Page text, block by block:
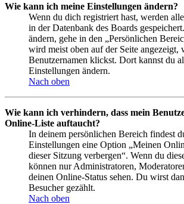
Wie kann ich meine Einstellungen ändern?
Wenn du dich registriert hast, werden
in der Datenbank des Boards
ändern, gehe in den „Persönlichen
wird meist oben auf der Seite angezeigt,
Benutzernamen klickst. Dort kannst du
Einstellungen ändern.
Nach oben
Wie kann ich verhindern, dass mein
Online-Liste auftaucht?
In deinem persönlichen Bereich findest
Einstellungen eine Option „Meinen
dieser Sitzung verbergen“. Wenn du
können nur Administratoren,
deinen Online-Status sehen. Du wirst
Besucher gezählt.
Nach oben